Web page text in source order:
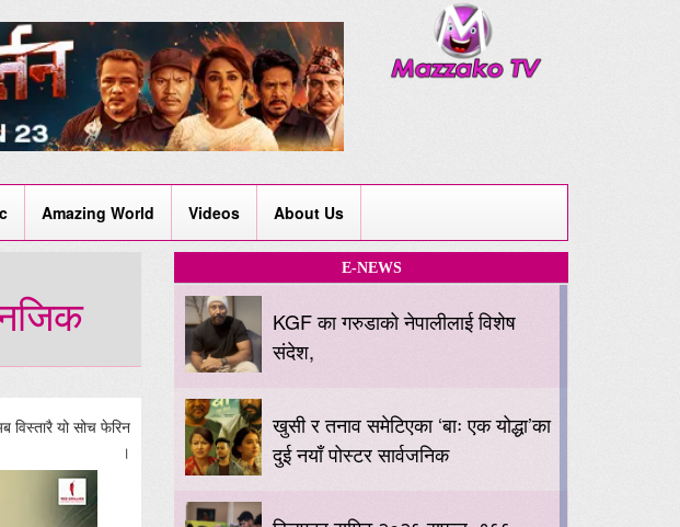
Amazing World Videos About Us
यो सोच फेरिन
।
E-NEWS
KGF का गरुडाको नेपालीलाई विशेष
संदेश,
खुसी र तनाव समेटिएका ‘बाः एक योद्धा’का
दुई नयाँ पोस्टर सार्वजनिक